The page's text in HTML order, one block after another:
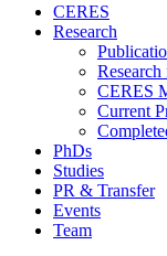
CERES
Research
Research
CERES
Current
PhDs
Studies
PR & Transfer
Events
Team